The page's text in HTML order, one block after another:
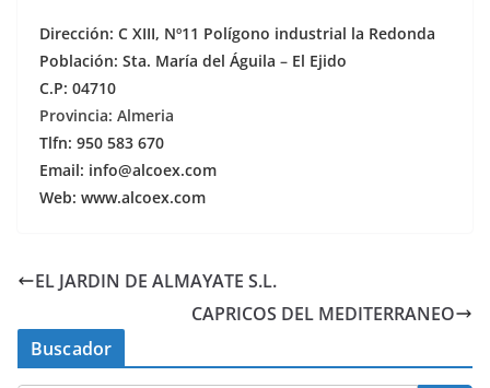
Dirección: C XIII, Nº11 Polígono industrial la Redonda
Población: Sta. María del Águila – El Ejido
C.P: 04710
Provincia: Almeria
Tlfn: 950 583 670
Email: info@alcoex.com
Web: www.alcoex.com
EL JARDIN DE ALMAYATE S.L.
CAPRICOS DEL MEDITERRANEO
Buscador